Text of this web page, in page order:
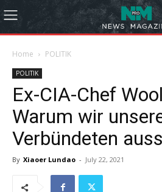
Home POLITIK
POLITIK
Ex-CIA-Chef
Warum wir
Verbündeten
By Xiaoer Lundao - July 22, 2021